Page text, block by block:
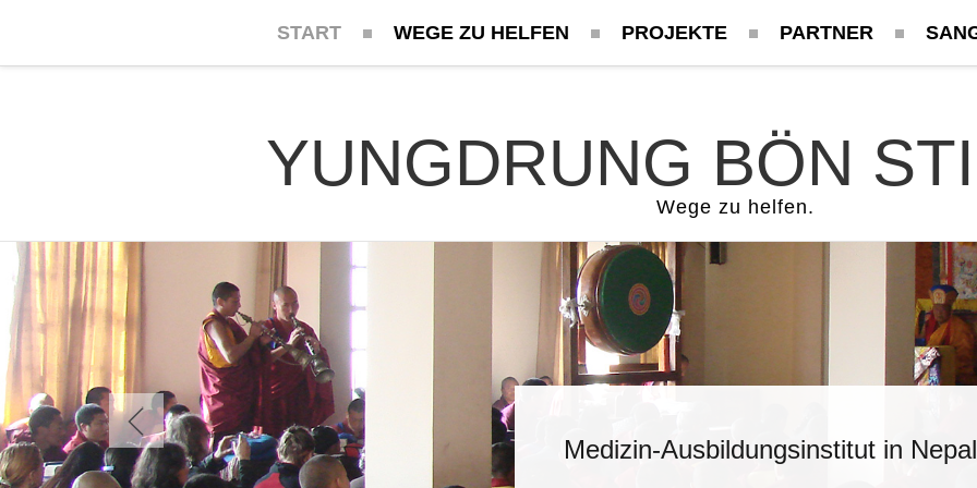
START WEGE ZU HELFEN PROJEKTE PARTNER
YUNGDRUNG BÖN
Wege zu helfen.
Tise Himalayan International
Medizin-Ausbildungsinstitut in Nepal